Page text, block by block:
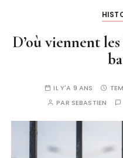
D’où viennent
IL Y'A 9 ANS
PAR SEBASTIEN